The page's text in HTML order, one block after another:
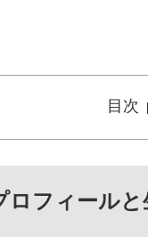
目次
ロフィール